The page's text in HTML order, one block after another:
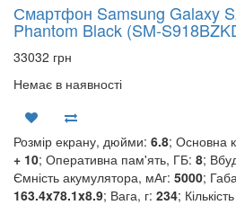
Смартфон Samsung Galaxy
Phantom Black (SM-
33032 грн
Немає в наявності
Розмір екрану, дюйми: 6.8; Основна
+ 10; Оперативна пам'ять, ГБ: 8;
Ємність акумулятора, мАг: 5000;
163.4x78.1x8.9; Вага, г: 234;